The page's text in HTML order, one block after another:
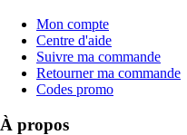
Mon compte
Centre d'aide
Suivre ma commande
Retourner ma commande
Codes promo
À propos